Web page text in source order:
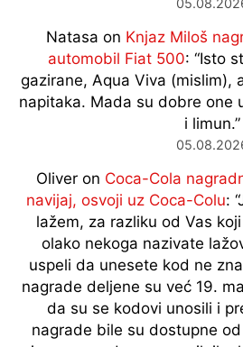
Natasa on Knjaz Miloš
automobil Fiat 500: “Isto
gazirane, Aqua Viva (mislim),
napitaka. Mada su dobre one
i limun.”
Oliveron Coca-Cola
navijaj, osvoji uz Coca-Colu: “
lažem, za razliku od Vas
olako nekoga nazivate
uspeli da unesete kod ne
nagrade deljene su već 19.
da su se kodovi unosili i
nagrade bile su dostupne